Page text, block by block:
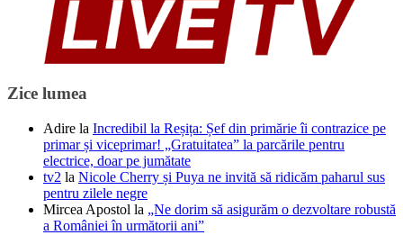
Zice lumea
Adire la Incredibil la Reșița: Șef din primărie îi contrazice pe
primar și viceprimar! „Gratuitatea” la parcările pentru
electrice, doar pe jumătate
tv2 la Nicole Cherry și Puya ne invită să ridicăm paharul sus
pentru zilele negre
Mircea Apostol la „Ne dorim să asigurăm o dezvoltare robustă
a României în următorii ani”